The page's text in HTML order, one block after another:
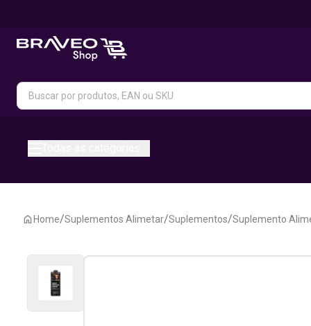
Home/Suplementos Alimetar/Suplementos/Suplemento